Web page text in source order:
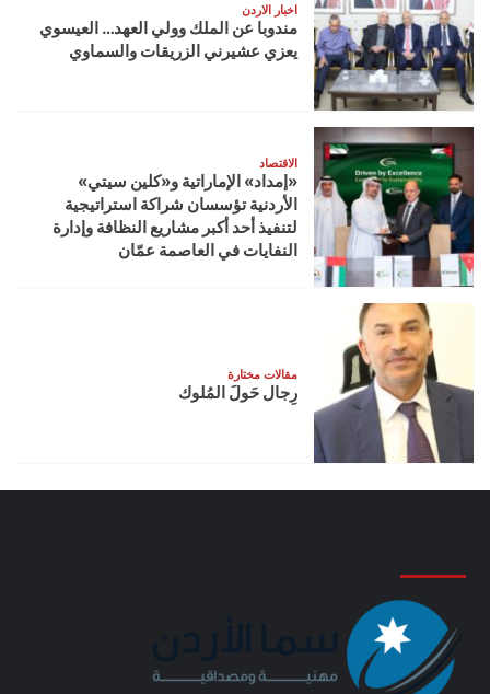
اخبار الاردن
مندوبا عن الملك وولي العهد… العيسوي
يعزي عشيرني الزريقات والسماوي
الاقتصاد
«إمداد» الإماراتية و«كلين سيتي»
الأردنية تؤسسان شراكة استراتيجية
لتنفيذ أحد أكبر مشاريع النظافة وإدارة
النفايات في العاصمة عمّان
مقالات مختارة
رِجال حَولَ المُلوك